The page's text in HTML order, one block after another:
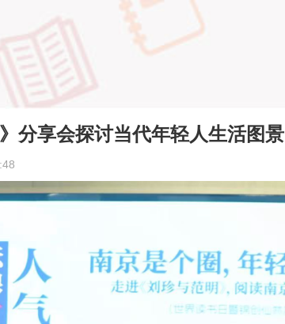
分享会探讨当代年轻人生活图景